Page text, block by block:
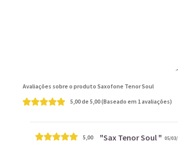
Avaliações sobre o produto Saxofone Tenor Soul
5,00de 5,00(Baseado em 1avaliações)
5,00 Sax Tenor Soul 05/